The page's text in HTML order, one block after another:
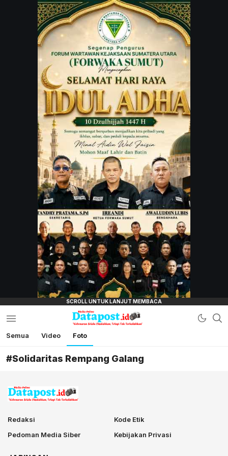
JARINGAN
lensamata.id
Datapost.id
Kebenaran Selalu Disalahkan, Tetapi Tak
Terkalahkan
Semua Video Foto
#Solidaritas Rempang Galang
Redaksi
Kode Etik
Pedoman Media Siber
Kebijakan Privasi